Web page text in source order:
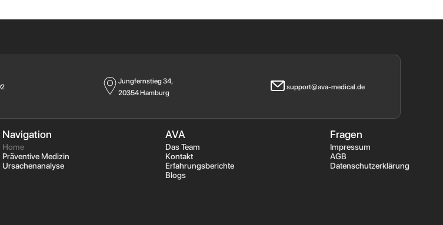
Jungfernstieg 34,
20354 Hamburg
support@ava-medical.de
Navigation
Home
Präventive Medizin
Ursachenanalyse
AVA
Das Team
Kontakt
Erfahrungsberichte
Blogs
Fragen
Impressum
AGB
Datenschutzerklärung